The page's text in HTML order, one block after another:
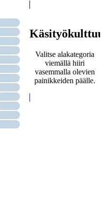
Valitse alakategoria
viemällä hiiri
vasemmalla olevien
painikkeiden päälle.